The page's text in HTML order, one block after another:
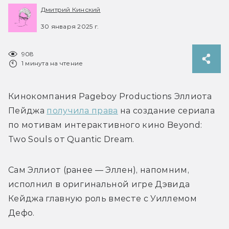
Дмитрий Кинский
30 января 2025 г.
908
1 минута на чтение
Кинокомпания Pageboy Productions Эллиота
Пейджа получила права на создание сериала
по мотивам интерактивного кино Beyond:
Two Souls от Quantic Dream.
Сам Эллиот (ранее — Эллен), напомним,
исполнил в оригинальной игре Дэвида
Кейджа главную роль вместе с Уиллемом
Дефо.